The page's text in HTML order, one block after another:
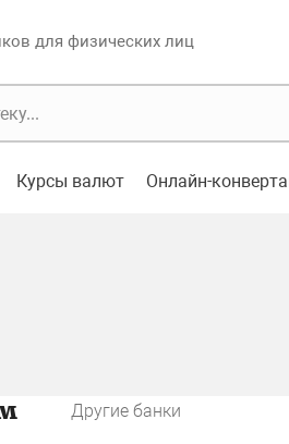
для физических лиц
Курсы валют Онлайн-
Другие банки